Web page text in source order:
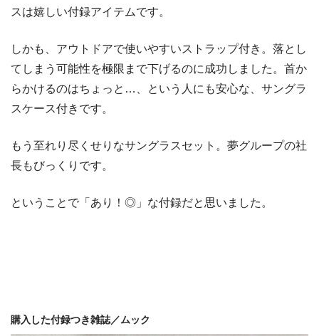
スは嬉しい付録アイテムです。
しかも、アウトドアで使いやすいストラップ付き。落とし
てしまう可能性を極限まで下げるのに成功しました。首か
らかけるのはちょっと…、という人にも安心な、サングラ
スケース付きです。
もう至れり尽くせりなサングラスセット。夢グループの社
長もびっくりです。
ということで「あり！◎」な付録だと思いました。
購入した付録つき雑誌／ムック